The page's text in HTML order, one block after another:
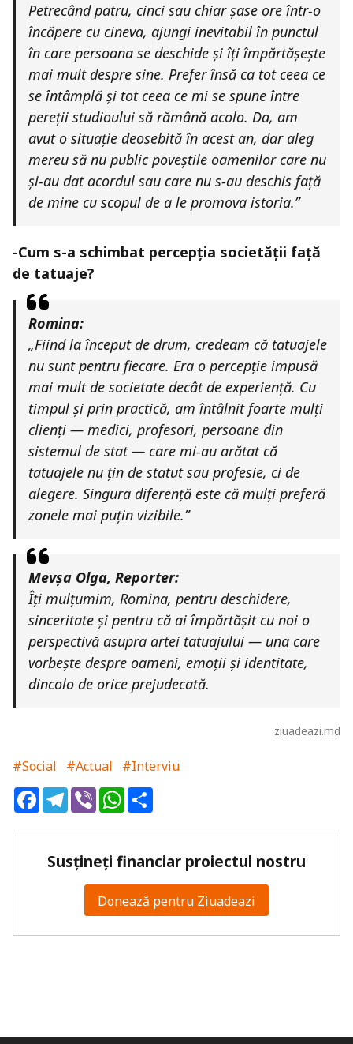
Petrecând patru, cinci sau chiar șase ore într-o
încăpere cu cineva, ajungi inevitabil în punctul
în care persoana se deschide și îți împărtășește
mai mult despre sine. Prefer însă ca tot ceea ce
se întâmplă și tot ceea ce mi se spune între
pereții studioului să rămână acolo. Da, am
avut o situație deosebită în acest an, dar aleg
mereu să nu public poveștile oamenilor care nu
și-au dat acordul sau care nu s-au deschis față
de mine cu scopul de a le promova istoria.”
-Cum s-a schimbat percepția societății față
de tatuaje?
Romina:
„Fiind la început de drum, credeam că tatuajele
nu sunt pentru fiecare. Era o percepție impusă
mai mult de societate decât de experiență. Cu
timpul și prin practică, am întâlnit foarte mulți
clienți — medici, profesori, persoane din
sistemul de stat — care mi-au arătat că
tatuajele nu țin de statut sau profesie, ci de
alegere. Singura diferență este că mulți preferă
zonele mai puțin vizibile.”
Mevșa Olga, Reporter:
Îți mulțumim, Romina, pentru deschidere,
sinceritate și pentru că ai împărtășit cu noi o
perspectivă asupra artei tatuajului — una care
vorbește despre oameni, emoții și identitate,
dincolo de orice prejudecată.
ziuadeazi.md
#Social #Actual
#Interviu
FacebookTelegram
ViberWhatsApp
Susțineți financiar proiectul nostru
Donează pentru Ziuadeazi